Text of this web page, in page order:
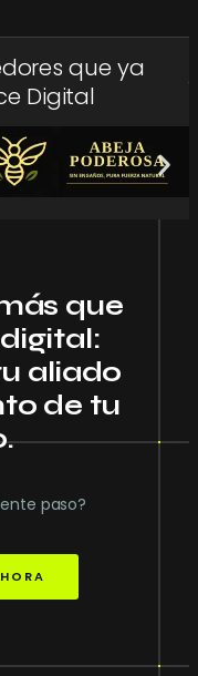
que ya
Digital
que
aliado
de tu
paso?